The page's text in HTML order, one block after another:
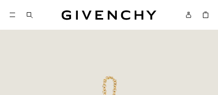
Givenchy